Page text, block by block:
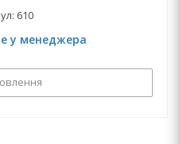
610
у менеджера